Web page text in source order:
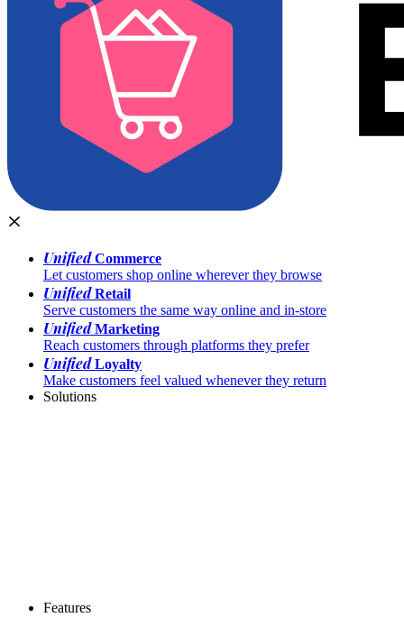
UnifiedCommerce
Let customers shop online wherever they browse
UnifiedRetail
Serve customers the same way online and in-store
UnifiedMarketing
Reach customers through platforms they prefer
UnifiedLoyalty
Make customers feel valued whenever they return
Solutions
Features